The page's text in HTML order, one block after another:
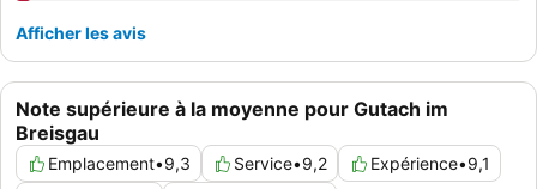
Note supérieure à la moyenne pour Gutach im
Breisgau
Emplacement•9,3 Service•9,2 Expérience•9,1
Afficher les avis